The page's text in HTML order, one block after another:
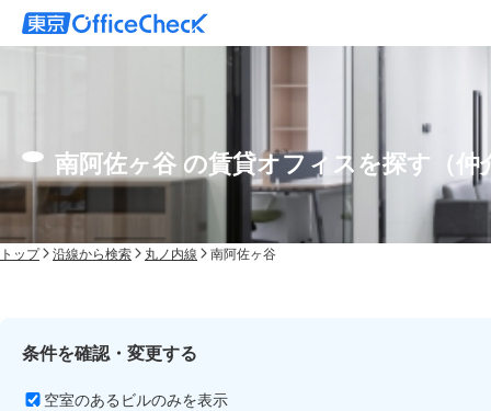
南阿佐ヶ谷 の賃貸オフィスを探す（仲
トップ 沿線から検索 丸ノ内線 南阿佐ヶ谷
条件を確認・変更する
空室のあるビルのみを表示